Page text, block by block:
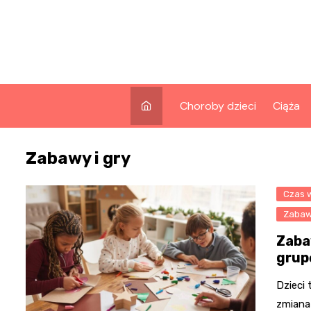
Choroby dzieci Ciąża
Zabawy i gry
Czas
Dzieci